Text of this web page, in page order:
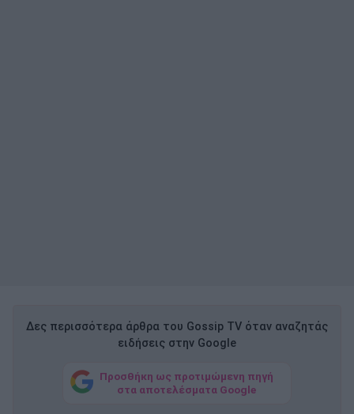
Δες περισσότερα άρθρα του Gossip TV όταν αναζητάς
ειδήσεις στην Google
Προσθήκη ως προτιμώμενη πηγή
στα αποτελέσματα Google